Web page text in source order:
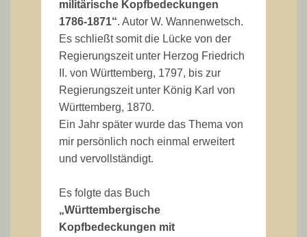
militärische Kopfbedeckungen
1786-1871“. Autor W. Wannenwetsch.
Es schließt somit die Lücke von der
Regierungszeit unter Herzog Friedrich
II. von Württemberg, 1797, bis zur
Regierungszeit unter König Karl von
Württemberg, 1870.
Ein Jahr später wurde das Thema von
mir persönlich noch einmal erweitert
und vervollständigt.
Es folgte das Buch
„Württembergische
Kopfbedeckungen mit